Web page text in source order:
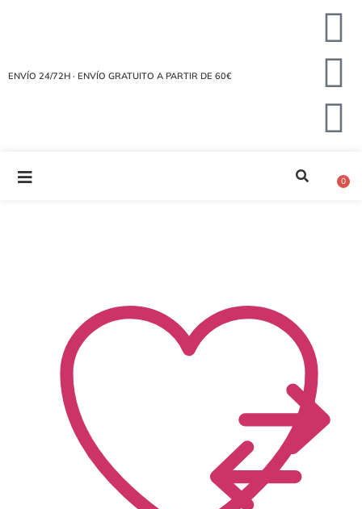
ENVÍO 24/72H · ENVÍO GRATUITO A PARTIR DE 60€
0